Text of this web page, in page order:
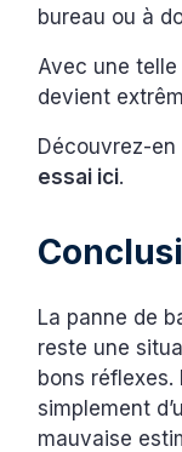
bureau ou à
Avec une
devient
Découvrez-
essai ici.
La panne de
reste une
bons réflexes.
simplement
mauvaise